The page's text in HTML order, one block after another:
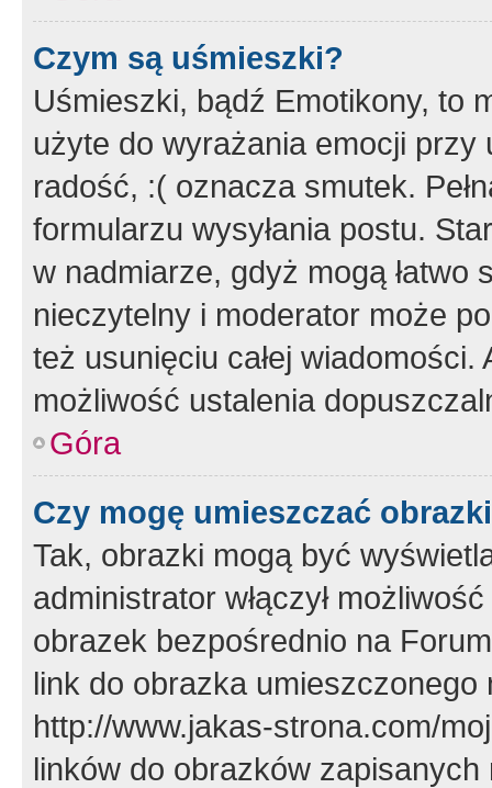
Czym są uśmieszki?
Uśmieszki, bądź Emotikony, to
użyte do wyrażania emocji
radość, :( oznacza smutek.
formularzu wysyłania postu.
w nadmiarze, gdyż mogą
nieczytelny i moderator może
też usunięciu całej
możliwość ustalenia
Góra
Czy mogę umieszczać
Tak, obrazki mogą być
administrator włączył
obrazek bezpośrednio na
link do obrazka
http://www.jakas-strona.com/
linków do obrazków